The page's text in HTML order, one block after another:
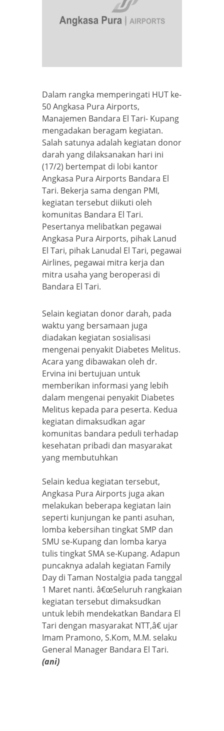
Dalam rangka memperingati HUT ke-
50 Angkasa Pura Airports,
Manajemen Bandara El Tari- Kupang
mengadakan beragam kegiatan.
Salah satunya adalah kegiatan donor
darah yang dilaksanakan hari ini
(17/2) bertempat di lobi kantor
Angkasa Pura Airports Bandara El
Tari. Bekerja sama dengan PMI,
kegiatan tersebut diikuti oleh
komunitas Bandara El Tari.
Pesertanya melibatkan pegawai
Angkasa Pura Airports, pihak Lanud
El Tari, pihak Lanudal El Tari, pegawai
Airlines, pegawai mitra kerja dan
mitra usaha yang beroperasi di
Bandara El Tari.
Selain kegiatan donor darah, pada
waktu yang bersamaan juga
diadakan kegiatan sosialisasi
mengenai penyakit Diabetes Melitus.
Acara yang dibawakan oleh dr.
Ervina ini bertujuan untuk
memberikan informasi yang lebih
dalam mengenai penyakit Diabetes
Melitus kepada para peserta. Kedua
kegiatan dimaksudkan agar
komunitas bandara peduli terhadap
kesehatan pribadi dan masyarakat
yang membutuhkan
Selain kedua kegiatan tersebut,
Angkasa Pura Airports juga akan
melakukan beberapa kegiatan lain
seperti kunjungan ke panti asuhan,
lomba kebersihan tingkat SMP dan
SMU se-Kupang dan lomba karya
tulis tingkat SMA se-Kupang. Adapun
puncaknya adalah kegiatan Family
Day di Taman Nostalgia pada tanggal
1 Maret nanti. â€œSeluruh rangkaian
kegiatan tersebut dimaksudkan
untuk lebih mendekatkan Bandara El
Tari dengan masyarakat NTT,â€ ujar
Imam Pramono, S.Kom, M.M. selaku
General Manager Bandara El Tari.
(ani)